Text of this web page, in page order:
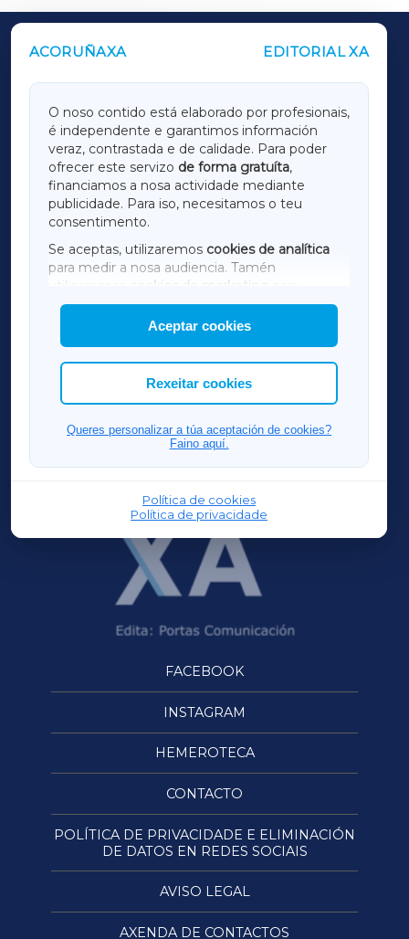
ACORUÑAXA EDITORIAL XA
O noso contido está elaborado por profesionais,
é independente e garantimos información
veraz, contrastada e de calidade. Para poder
ofrecer este servizo de forma gratuíta,
financiamos a nosa actividade mediante
publicidade. Para iso, necesitamos o teu
consentimento.
Se aceptas, utilizaremos cookies de analítica
para medir a nosa audiencia. Tamén
utilizaremos
cookies de marketing
mostrar publicidade de terceiros.
Así mesmo, podes personalizar a elección das
cookies que desexas permitir.
Aceptar cookies
Rexeitar cookies
Queres personalizar a túa aceptación de cookies?
Faino aquí.
Política de cookies
Política de privacidade
OUTROS PERIÓDICOS
LUGOXA
TERRACHAXA
AMARIÑAXA
RIBEIRASACRAXA
ACORUÑAXA
FERROLXA
OURENSEXA
FACEBOOK
INSTAGRAM
HEMEROTECA
CONTACTO
POLÍTICA DE PRIVACIDADE E ELIMINACIÓN
DE DATOS EN REDES SOCIAIS
AVISO LEGAL
AXENDA DE CONTACTOS